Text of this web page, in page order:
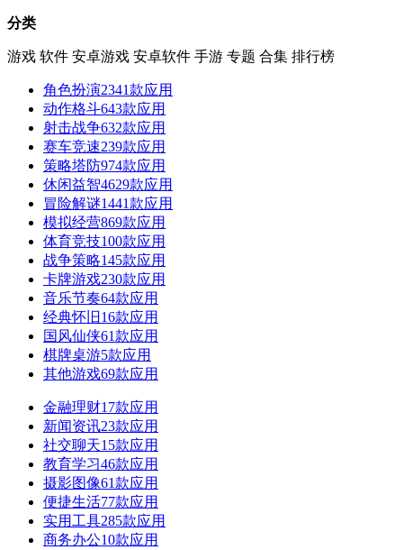
分类
游戏 软件 安卓游戏 安卓软件 手游 专题 合集 排行榜
角色扮演2341款应用
动作格斗643款应用
射击战争632款应用
赛车竞速239款应用
策略塔防974款应用
休闲益智4629款应用
冒险解谜1441款应用
模拟经营869款应用
体育竞技100款应用
战争策略145款应用
卡牌游戏230款应用
音乐节奏64款应用
经典怀旧 16款应用
国风仙侠61款应用
棋牌桌游5款应用
其他游戏69款应用
金融理财17款应用
新闻资讯23款应用
社交聊天15款应用
教育学习46款应用
摄影图像61款应用
便捷生活77款应用
实用工具285款应用
商务办公10款应用